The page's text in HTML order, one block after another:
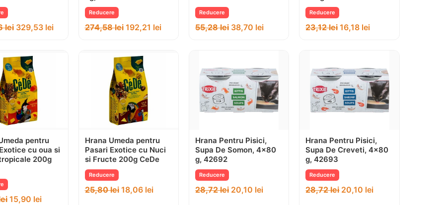
lei 329,53 lei
Reducere
274,58lei 192,21 lei
Reducere
55,28lei 38,70 lei
Reducere
23,12lei 16,18 lei
pentru
cu oua si
200g
15,90 lei
Hrana Umeda pentru
Pasari Exotice cu Nuci
si Fructe 200g CeDe
Reducere
25,80lei 18,06 lei
Hrana Pentru Pisici,
Supa De Somon, 4×80
g, 42692
Reducere
28,72lei 20,10 lei
Hrana Pentru Pisici,
Supa De Creveti, 4×80
g, 42693
Reducere
28,72lei 20,10 lei